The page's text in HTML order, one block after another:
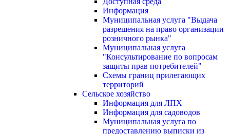
Информация
Муниципальная услуга "Выдача
разрешения на право организации
розничного рынка"
Муниципальная услуга
"Консультирование по вопросам
защиты прав потребителей"
Схемы границ прилегающих
территорий
Сельское хозяйство
Информация для ЛПХ
Информация для садоводов
Муниципальная услуга по
предоставлению выписки из